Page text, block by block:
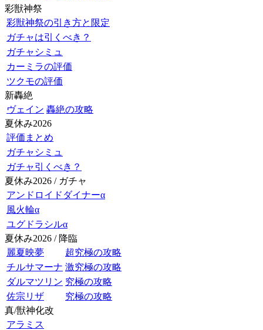
彩獣神祭
彩獣神祭の引き方と限定
ガチャは引くべき？
ガチャシミュ
カーミラの評価
ツクモの評価
新轟絶
ヴェイン 轟絶の攻略
夏休み2026
評価まとめ
ガチャシミュ
ガチャ引くべき？
夏休み2026 / ガチャ
アンドロイドダイナーα
風火輪α
ユグドラシルα
夏休み2026 / 降臨
麗夏映夢
超究極の攻略
チルサマーナ 激究極の攻略
ダルマツリン 究極の攻略
佐宗リザ
究極の攻略
真/獣神化改
アラミス